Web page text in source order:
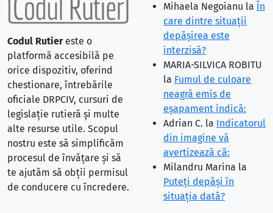
Codul Rutiereste o
platformă accesibilă pe
orice dispozitiv, oferind
chestionare, întrebările
oficiale DRPCIV, cursuri de
legislație rutieră și multe
alte resurse utile. Scopul
nostru este să simplificăm
procesul de învățare și să
te ajutăm să obții permisul
de conducere cu încredere.
Mihaela Negoianu la În
care dintre situaţii
depăşirea este
interzisă?
MARIA-SILVICA ROBITU
la Fumul de culoare
neagră emis de
eşapament indică:
Adrian C. la Indicatorul
din imagine vă
avertizează că:
Milandru Marina la
Puteţi depăşi în
situaţia dată?